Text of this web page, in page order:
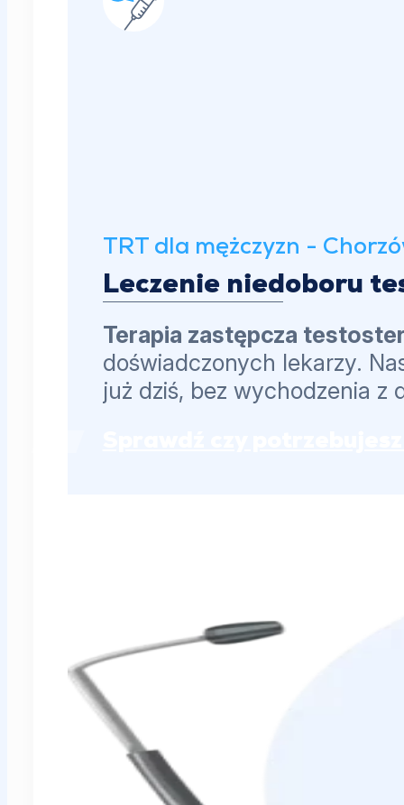
TRT dla mężczyzn -
Leczenie niedoboru
Terapia zastępcza
doświadczonych lekarzy.
już dziś, bez wychodzenia z